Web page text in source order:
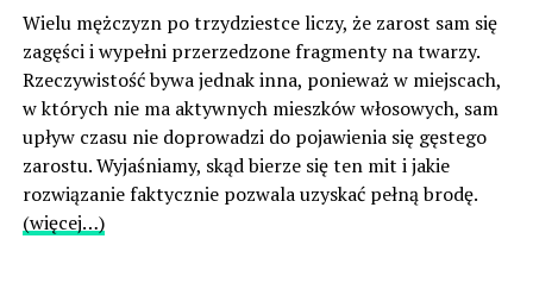
Wielu mężczyzn po trzydziestce liczy, że zarost sam się
zagęści i wypełni przerzedzone fragmenty na twarzy.
Rzeczywistość bywa jednak inna, ponieważ w miejscach,
w których nie ma aktywnych mieszków włosowych, sam
upływ czasu nie doprowadzi do pojawienia się gęstego
zarostu. Wyjaśniamy, skąd bierze się ten mit i jakie
rozwiązanie faktycznie pozwala uzyskać pełną brodę.
(więcej…)